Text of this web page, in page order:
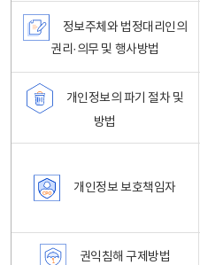
정보주체와 법정대리인의
권리·의무 및 행사방법
개인정보의 파기 절차 및
방법
개인정보 보호책임자
권익침해 구제방법